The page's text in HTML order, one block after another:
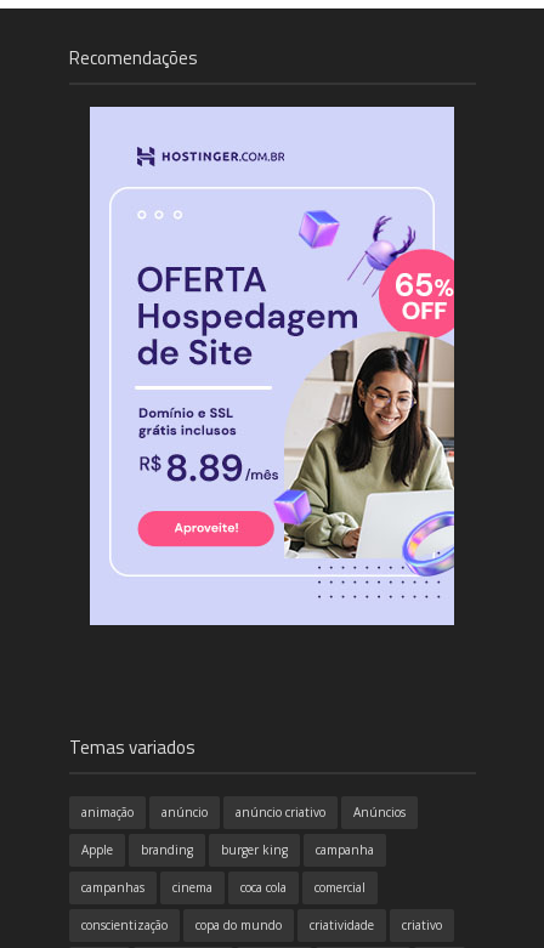
Recomendações
Temas variados
animação anúncio anúncio criativo Anúncios
Apple branding burger king campanha
campanhas cinema coca cola comercial
conscientização copa do mundo criatividade criativo